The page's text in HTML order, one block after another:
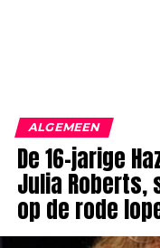
ALGEMEEN
De 16-jarige
Julia
op de rode